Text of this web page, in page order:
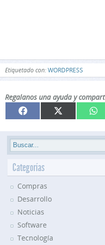
Etiquetado con:WORDPRESS
Regalanos una ayuda y
Compartir
en
Facebook Compartir
en
X
(Twitter) en
Categorías
Compras
Desarrollo
Noticias
Software
Tecnología